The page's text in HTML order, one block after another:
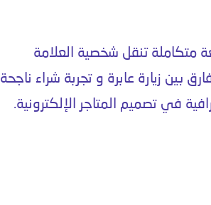
متكاملة تنقل شخصية العلامة
بين زيارة عابرة و تجربة شراء ناجحة
في تصميم المتاجر الإلكترونية.